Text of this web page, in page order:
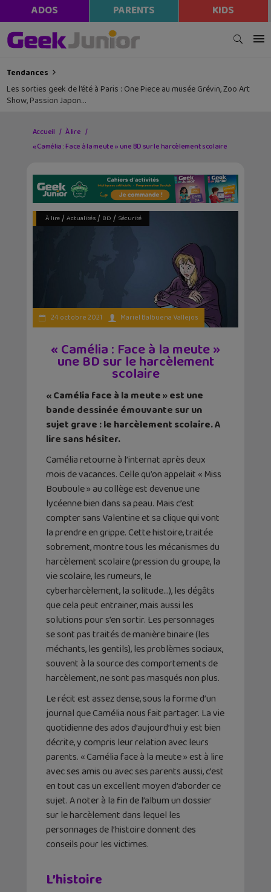
ADOS PARENTS KIDS
Tendances
Les sorties geek de l’été à Paris : One Piece au musée Grévin, Zoo Art
Show, Passion Japon…
Accueil
À lire
« Camélia : Face à la meute » une BD sur le harcèlement scolaire
À lire/ Actualités/ BD / Sécurité
24 octobre 2021 Mariel Balbuena Vallejos
« Camélia : Face à la meute »
une BD sur le harcèlement
scolaire
« Camélia face à la meute » est une
bande dessinée émouvante sur un
sujet grave : le harcèlement scolaire. A
lire sans hésiter.
Camélia retourne à l’internat après deux
mois de vacances. Celle qu’on appelait « Miss
Bouboule » au collège est devenue une
lycéenne bien dans sa peau. Mais c’est
compter sans Valentine et sa clique qui vont
la prendre en grippe. Cette histoire, traitée
sobrement, montre tous les mécanismes du
harcèlement scolaire (pression du groupe, la
vie scolaire, les rumeurs, le
cyberharcèlement, la solitude…), les dégâts
que cela peut entrainer, mais aussi les
solutions pour s’en sortir. Les personnages
se sont pas traités de manière binaire (les
méchants, les gentils), les problèmes sociaux,
souvent à la source des comportements de
harcèlement, ne sont pas masqués non plus.
Le récit est assez dense, sous la forme d’un
journal que Camélia nous fait partager. La vie
quotidienne des ados d’aujourd’hui y est bien
décrite, y compris leur relation avec leurs
parents. « Camélia face à la meute » est à lire
avec ses amis ou avec ses parents aussi, c’est
en tout cas un excellent moyen d’aborder ce
sujet. A noter à la fin de l’album un dossier
sur le harcèlement dans lequel les
personnages de l’histoire donnent des
conseils pour les victimes.
L’histoire